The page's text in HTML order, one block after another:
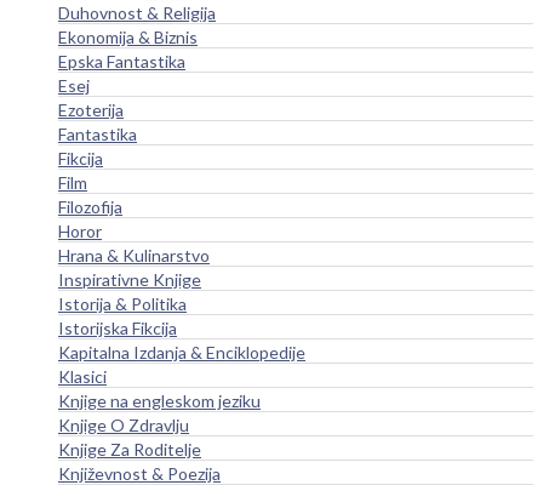
Duhovnost & Religija
Ekonomija & Biznis
Epska Fantastika
Esej
Ezoterija
Fantastika
Fikcija
Film
Filozofija
Horor
Hrana & Kulinarstvo
Inspirativne Knjige
Istorija & Politika
Istorijska Fikcija
Kapitalna Izdanja & Enciklopedije
Klasici
Knjige na engleskom jeziku
Knjige O Zdravlju
Knjige Za Roditelje
Književnost & Poezija